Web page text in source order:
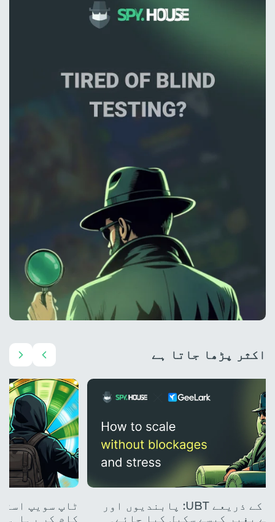
اکثر پڑھا جاتا ہے
کلاؤڈ فونز کے ذریعے UBT: پابندیوں اور
بغیر کیسے سکیل کیا جائے۔
کام کر رہا